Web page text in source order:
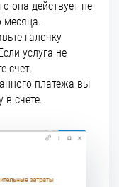
она действует не
месяца.
галочку
услуга не
счет.
платежа вы
в счете.